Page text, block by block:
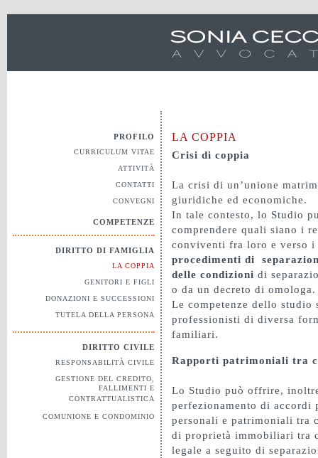
PROFILO
CURRICULUM VITAE
ATTIVITÀ
CONTATTI
CONVEGNI
COMPETENZE
DIRITTO DI FAMIGLIA
LA COPPIA
GENITORI E FIGLI
DONAZIONI E SUCCESSIONI
TUTELA DELLA PERSONA
DIRITTO CIVILE
RESPONSABILITÀ CIVILE
GESTIONE DEL CREDITO,
FALLIMENTI E
CONTRATTUALISTICA
COMUNIONE E CONDOMINIO
LA COPPIA
Crisi di coppia
La crisi di un’unione
giuridiche ed economiche.
In tale contesto, lo Studio
comprendere quali siano i
conviventi fra loro e verso
procedimenti di
delle condizioni di
o da un decreto di omologa.
Le competenze dello
professionisti di diversa
familiari.
Rapporti patrimoniali tra
Lo Studio può offrire,
perfezionamento di accordi
personali e patrimoniali tra
di proprietà immobiliari tra
legale a seguito di